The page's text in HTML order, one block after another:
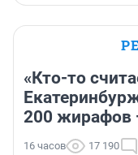
«Кто-то
200 жирафов
16 часов 17 190